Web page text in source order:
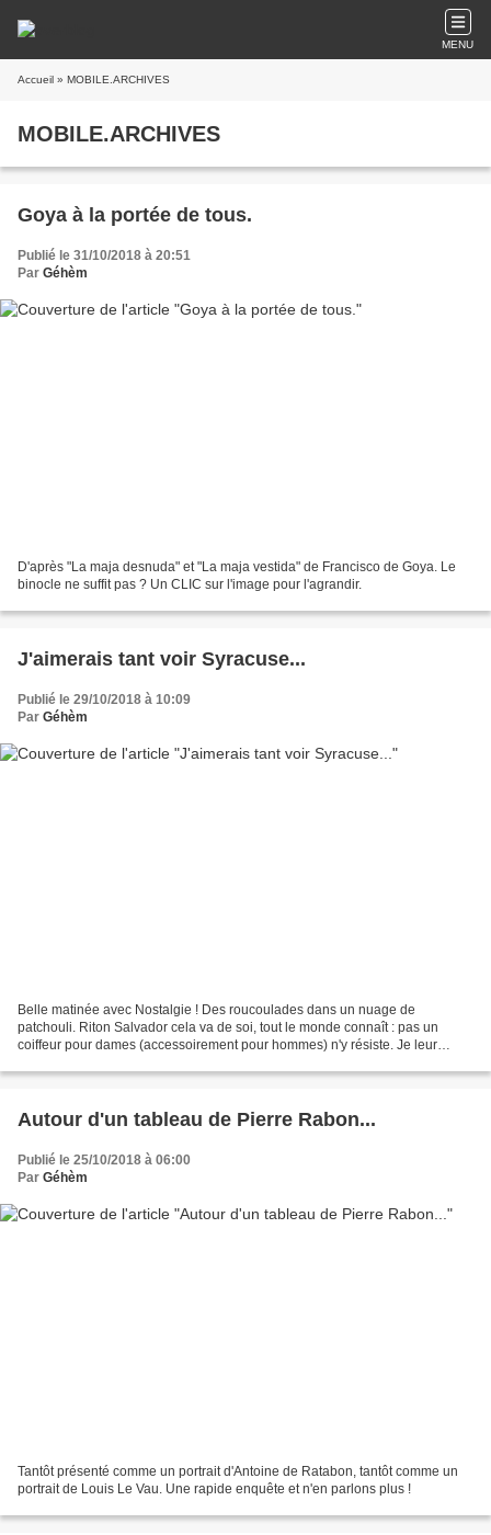
MENU
Accueil » MOBILE.ARCHIVES
MOBILE.ARCHIVES
Goya à la portée de tous.
Publié le 31/10/2018 à 20:51
Par Géhèm
D'après "La maja desnuda" et "La maja vestida" de Francisco de Goya. Le
binocle ne suffit pas ? Un CLIC sur l'image pour l'agrandir.
J'aimerais tant voir Syracuse...
Publié le 29/10/2018 à 10:09
Par Géhèm
Belle matinée avec Nostalgie ! Des roucoulades dans un nuage de
patchouli. Riton Salvador cela va de soi, tout le monde connaît : pas un
coiffeur pour dames (accessoirement pour hommes) n'y résiste. Je leur
Autour d'un tableau de Pierre Rabon...
Publié le 25/10/2018 à 06:00
Par Géhèm
Tantôt présenté comme un portrait d'Antoine de Ratabon, tantôt comme un
portrait de Louis Le Vau. Une rapide enquête et n'en parlons plus !